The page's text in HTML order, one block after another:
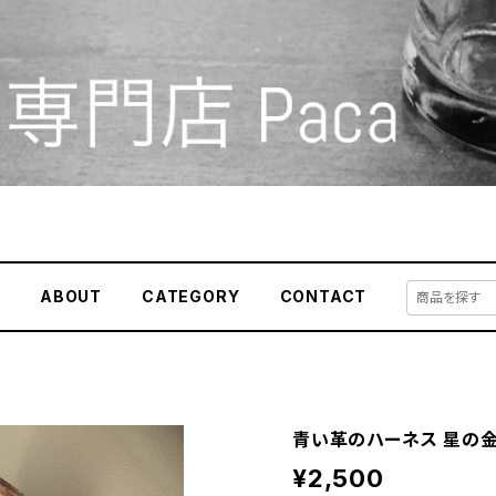
ABOUT CATEGORY CONTACT
青い革のハーネス 星の
¥2,500